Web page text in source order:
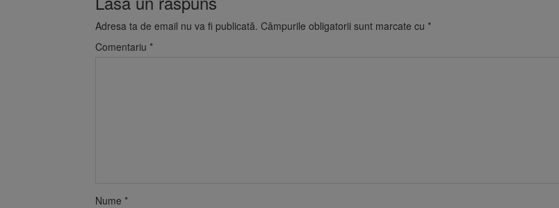
Adresa ta de email nu va fi publicată. Câmpurile obligatorii sunt marcate cu *
Comentariu *
Nume *